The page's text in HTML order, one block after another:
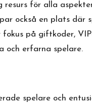
för alla
också en plats där
på giftkoder,
och erfarna spelare.
spelare och